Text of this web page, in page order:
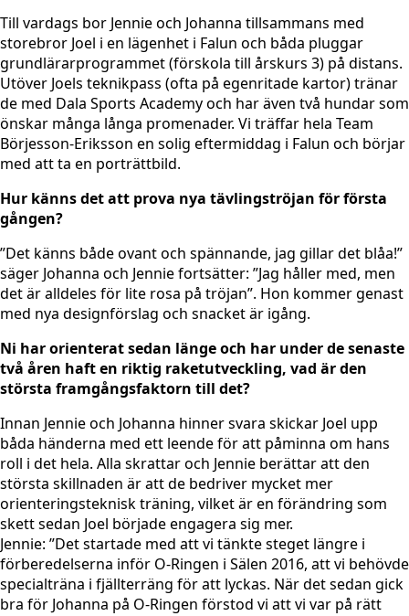
Till vardags bor Jennie och Johanna tillsammans med
storebror Joel i en lägenhet i Falun och båda pluggar
grundlärarprogrammet (förskola till årskurs 3) på distans.
Utöver Joels teknikpass (ofta på egenritade kartor) tränar
de med Dala Sports Academy och har även två hundar som
önskar många långa promenader. Vi träffar hela Team
Börjesson-Eriksson en solig eftermiddag i Falun och börjar
med att ta en porträttbild.
Hur känns det att prova nya tävlingströjan för första
gången?
”Det känns både ovant och spännande, jag gillar det blåa!”
säger Johanna och Jennie fortsätter: ”Jag håller med, men
det är alldeles för lite rosa på tröjan”. Hon kommer genast
med nya designförslag och snacket är igång.
Ni har orienterat sedan länge och har under de senaste
två åren haft en riktig raketutveckling, vad är den
största framgångsfaktorn till det?
Innan Jennie och Johanna hinner svara skickar Joel upp
båda händerna med ett leende för att påminna om hans
roll i det hela. Alla skrattar och Jennie berättar att den
största skillnaden är att de bedriver mycket mer
orienteringsteknisk träning, vilket är en förändring som
skett sedan Joel började engagera sig mer.
Jennie: ”Det startade med att vi tänkte steget längre i
förberedelserna inför O-Ringen i Sälen 2016, att vi behövde
specialträna i fjällterräng för att lyckas. När det sedan gick
bra för Johanna på O-Ringen förstod vi att vi var på rätt